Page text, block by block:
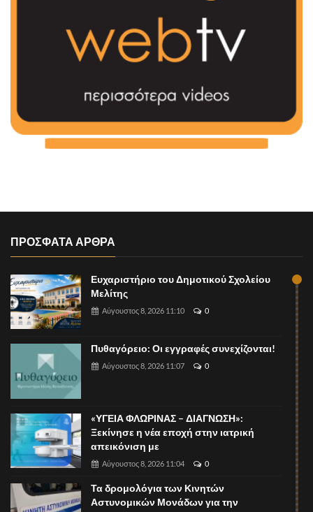
ΠΡΟΣΦΑΤΑ ΑΡΘΡΑ
Ευχαριστήριο του Δημοτικού Σχολείου
Μελίτης
Αύγουστος 8, 2026 11:10 0
Πυθαγόρειο: Οι εγγραφές συνεχίζονται!
Αύγουστος 8, 2026 11:07 0
«ΥΓΕΙΑ ΦΛΩΡΙΝΑΣ – ΔΙΑΓΝΩΣΗ»:
Ξεκίνησε η νέα εποχή στην ιατρική
απεικόνιση με
Αύγουστος 8, 2026 11:04 0
Τα δρομολόγια των Κινητών
Αστυνομικών Μονάδων για την